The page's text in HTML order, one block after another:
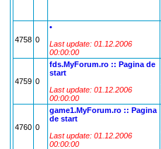
4758 0
•
Last update: 01.12.2006
00:00:00
4759 0
fds.MyForum.ro :: Pagina de
start
Last update: 01.12.2006
00:00:00
4760 0
game1.MyForum.ro :: Pagina
de start
Last update: 01.12.2006
00:00:00